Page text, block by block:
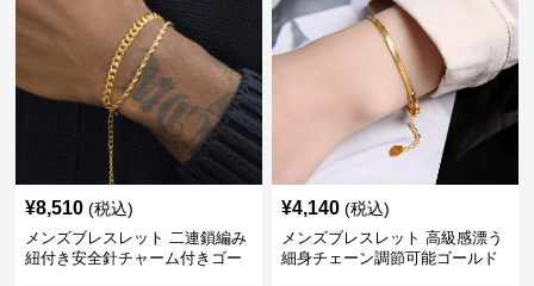
¥8,510 (税込)
メンズブレスレット 二連鎖編み
紐付き安全針チャーム付きゴー
¥4,140 (税込)
メンズブレスレット 高級感漂う
細身チェーン調節可能ゴールド